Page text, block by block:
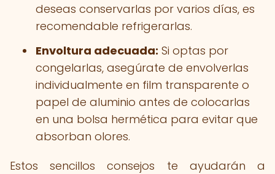
deseas conservarlas por varios días, es
recomendable refrigerarlas.
Envoltura adecuada: Si optas por
congelarlas, asegúrate de envolverlas
individualmente en film transparente o
papel de aluminio antes de colocarlas
en una bolsa hermética para evitar que
absorban olores.
Estos sencillos consejos te ayudarán a